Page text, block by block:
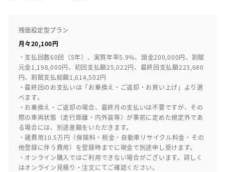
残価設定型プラン
月々20,100円
・支払回数60回（5年）、実質年率5.9%、頭金200,000円、割賦
元金1,198,000円、初回支払額25,022円、最終回支払額223,680
円、割賦支払総額1,614,502円
・最終回のお支払いは「お乗換え・ご返却・お買い上げ」より選
べます。
・お乗換え・ご返却の場合、最終月の支払いは不要ですが、その
際の車両状態（走行距離・内外装等）が事前に定めた規定外であ
る場合には、別途差額をいただきます。
・諸費用10.5万円（保険料・税金・自動車リサイクル料金・その
他登録に伴う費用）を登録時までに現金で別途申し受けます。
・オンライン購入ではご利用できない場合がございます。詳しく
はオンライン見積り・注文にてご確認ください。